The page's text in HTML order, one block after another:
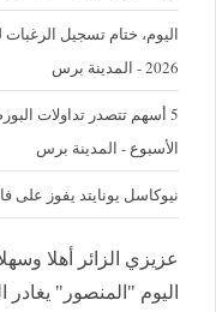
اليوم، ختام تسجيل
2026 - المدينة برس
5 أسهم تتصدر تداولات
الأسبوع - المدينة برس
نيوكاسل يونايتد يفوز على فالنسيا وديا
عزيزي الزائر أهلا
اليوم "المنصور"